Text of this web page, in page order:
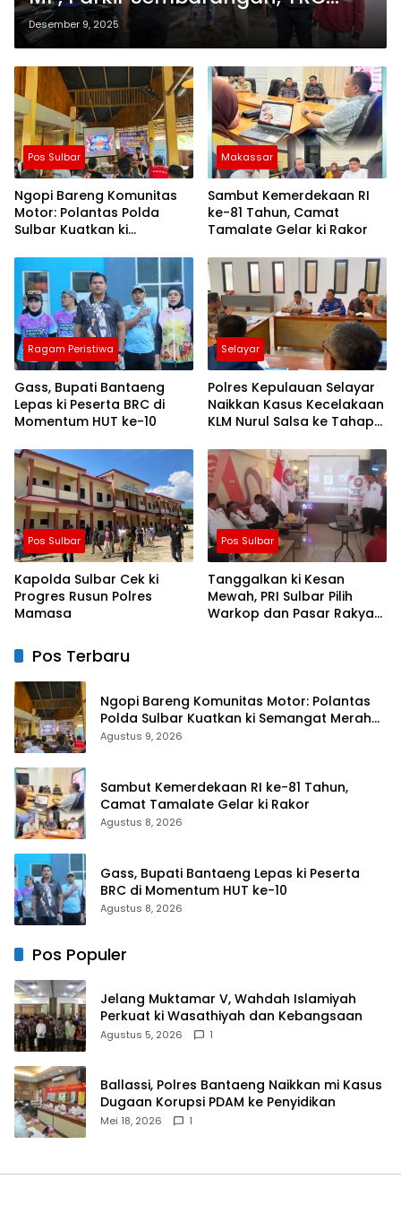
Perumda Parkir Makassar Turun
Tangan
Desember 9, 2025
Pos Sulbar
Ngopi Bareng Komunitas
Motor: Polantas Polda
Sulbar Kuatkan ki
Keselamatan
Makassar
Sambut Kemerdekaan RI
ke-81 Tahun, Camat
Tamalate Gelar ki Rakor
Ragam Peristiwa
Gass, Bupati Bantaeng
Lepas ki Peserta BRC di
Momentum HUT ke-10
Selayar
Polres Kepulauan Selayar
Naikkan Kasus Kecelakaan
KLM Nurul Salsa ke Tahap
Pos Sulbar
Kapolda Sulbar Cek ki
Progres Rusun Polres
Mamasa
Pos Sulbar
Tanggalkan ki Kesan
Mewah, PRI Sulbar Pilih
Warkop dan Pasar Rakyat
Pos Terbaru
Ngopi Bareng Komunitas Motor: Polantas
Polda Sulbar Kuatkan ki Semangat Merah
Putih dan Keselamatan
Agustus 9, 2026
Sambut Kemerdekaan RI ke-81 Tahun,
Camat Tamalate Gelar ki Rakor
Agustus 8, 2026
Gass, Bupati Bantaeng Lepas ki Peserta
BRC di Momentum HUT ke-10
Agustus 8, 2026
Pos Populer
Jelang Muktamar V, Wahdah Islamiyah
Perkuat ki Wasathiyah dan Kebangsaan
Agustus 5, 2026 1
Ballassi, Polres Bantaeng Naikkan mi Kasus
Dugaan Korupsi PDAM ke Penyidikan
Mei 18, 2026 1